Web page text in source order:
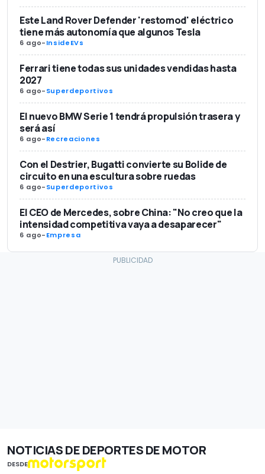
Este Land Rover Defender 'restomod' eléctrico
tiene más autonomía que algunos Tesla
6 ago-InsideEVs
Ferrari tiene todas sus unidades vendidas hasta
2027
6 ago-Superdeportivos
El nuevo BMW Serie 1 tendrá propulsión trasera y
será así
6 ago-Recreaciones
Con el Destrier, Bugatti convierte su Bolide de
circuito en una escultura sobre ruedas
6 ago-Superdeportivos
El CEO de Mercedes, sobre China: "No creo que la
intensidad competitiva vaya a desaparecer"
6 ago-Empresa
NOTICIAS DE DEPORTES DE MOTOR
DESDE